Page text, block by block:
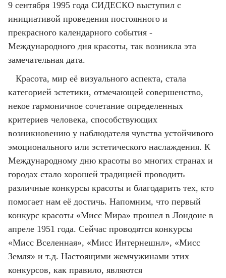
9 сентября 1995 года СИДЕСКО выступил с
инициативой проведения постоянного и
прекрасного календарного события -
Международного дня красоты, так возникла эта
замечательная дата.
Красота, мир её визуального аспекта, стала
категорией эстетики, отмечающей совершенство,
некое гармоничное сочетание определенных
критериев человека, способствующих
возникновению у наблюдателя чувства устойчивого
эмоционального или эстетического наслаждения. К
Международному дню красоты во многих странах и
городах стало хорошей традицией проводить
различные конкурсы красоты и благодарить тех, кто
помогает нам её достичь. Напомним, что первый
конкурс красоты «Мисс Мира» прошел в Лондоне в
апреле 1951 года. Сейчас проводятся конкурсы
«Мисс Вселенная», «Мисс Интернешнл», «Мисс
Земля» и т.д. Настоящими жемчужинами этих
конкурсов, как правило, являются